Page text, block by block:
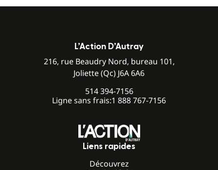
L’Action D’Autray
216, rue Beaudry Nord, bureau 101,
Joliette (Qc) J6A 6A6
514 394-7156
Ligne sans frais:1 888 767-7156
Liens rapides
Découvrez